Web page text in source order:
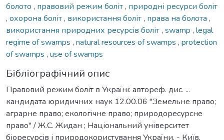
болото , правовий режим боліт, природні ресурси боліт
, охорона боліт, використання боліт, права на болота ,
використання природних ресурсів боліт, swamp , legal
regime of swamps , natural resources of swamps , protection
of swamps , use of swamps
Бібліографічний опис
Правовий режим боліт в Україні: автореф. дис. ...
кандидата юридичних наук 12.00.06 "Земельне право;
аграрне право; екологічне право; природоресурсне
право" / Ж.С. Жидан ; Національний університет
біоресурсів і природокористування України. - Київ,